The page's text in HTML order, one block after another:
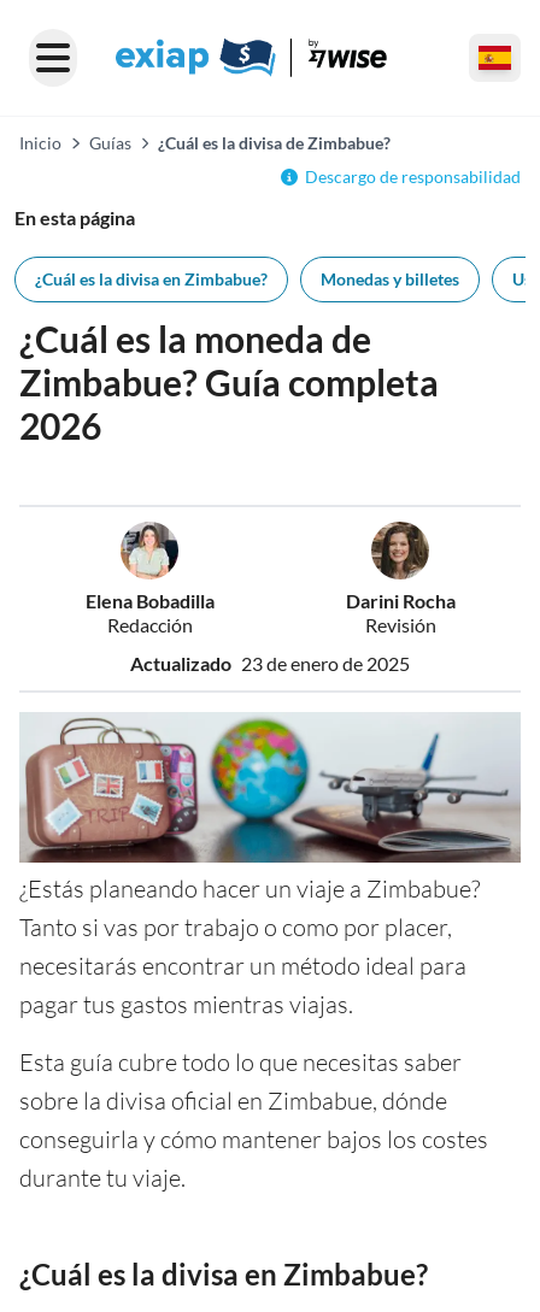
Inicio Guías
¿Cuál es la divisa de Zimbabue?
Descargo de responsabilidad
En esta página
¿Cuál es la divisa en Zimbabue? Monedas y billetes
¿Cuál es la moneda de
Zimbabue? Guía completa
2026
Elena Bobadilla
Redacción
Darini Rocha
Revisión
Actualizado 23 de enero de 2025
¿Estás planeando hacer un viaje a Zimbabue?
Tanto si vas por trabajo o como por placer,
necesitarás encontrar un método ideal para
pagar tus gastos mientras viajas.
Esta guía cubre todo lo que necesitas saber
sobre la divisa oficial en Zimbabue, dónde
conseguirla y cómo mantener bajos los costes
durante tu viaje.
¿Cuál es la divisa en Zimbabue?